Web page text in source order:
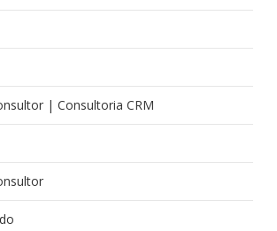
| Consultoria CRM